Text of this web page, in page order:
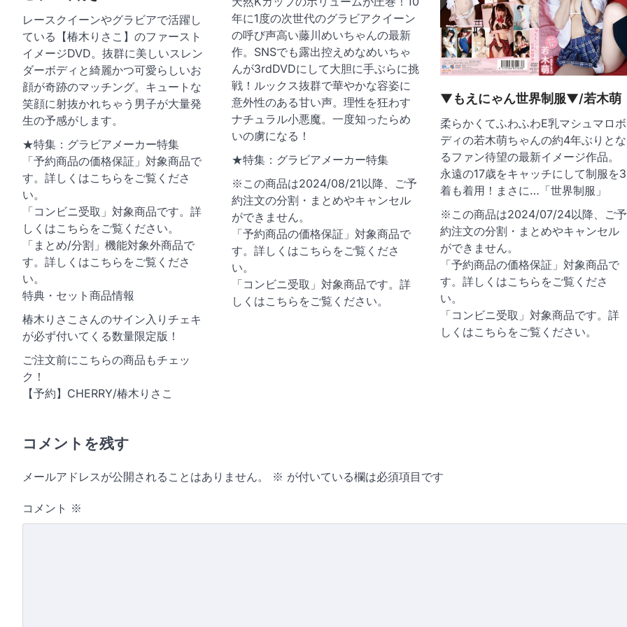
ョ
ン
レースクイーンやグラビアで活躍し
ている【椿木りさこ】のファースト
イメージDVD。抜群に美しいスレン
ダーボディと綺麗かつ可愛らしいお
顔が奇跡のマッチング。キュートな
笑顔に射抜かれちゃう男子が大量発
生の予感がします。
★特集：グラビアメーカー特集
「予約商品の価格保証」対象商品で
す。詳しくはこちらをご覧くださ
い。
「コンビニ受取」対象商品です。詳
しくはこちらをご覧ください。
「まとめ/分割」機能対象外商品で
す。詳しくはこちらをご覧くださ
い。
特典・セット商品情報
椿木りさこさんのサイン入りチェキ
が必ず付いてくる数量限定版！
ご注文前にこちらの商品もチェッ
ク！
【予約】CHERRY/椿木りさこ
年に1度の次世代のグラビアクイーン
の呼び声高い藤川めいちゃんの最新
作。SNSでも露出控えめなめいちゃ
んが3rdDVDにして大胆に手ぶらに挑
戦！ルックス抜群で華やかな容姿に
意外性のある甘い声。理性を狂わす
ナチュラル小悪魔。一度知ったらめ
いの虜になる！
★特集：グラビアメーカー特集
※この商品は2024/08/21以降、ご予
約注文の分割・まとめやキャンセル
ができません。
「予約商品の価格保証」対象商品で
す。詳しくはこちらをご覧くださ
い。
「コンビニ受取」対象商品です。詳
しくはこちらをご覧ください。
▼もえにゃん世界制服▼/若木萌
柔らかくてふわふわE乳マシュマロボ
ディの若木萌ちゃんの約4年ぶりとな
るファン待望の最新イメージ作品。
永遠の17歳をキャッチにして制服を3
着も着用！まさに…「世界制服」
※この商品は2024/07/24以降、ご予
約注文の分割・まとめやキャンセル
ができません。
「予約商品の価格保証」対象商品で
す。詳しくはこちらをご覧くださ
い。
「コンビニ受取」対象商品です。詳
しくはこちらをご覧ください。
コメントを残す
メールアドレスが公開されることはありません。 ※ が付いている欄は必須項目です
コメント ※